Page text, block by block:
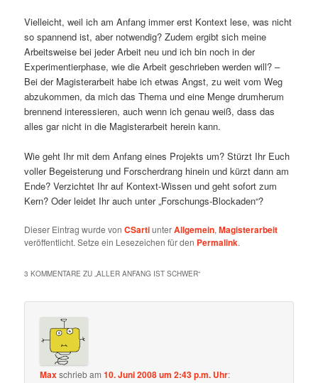
Vielleicht, weil ich am Anfang immer erst Kontext lese, was nicht
so spannend ist, aber notwendig? Zudem ergibt sich meine
Arbeitsweise bei jeder Arbeit neu und ich bin noch in der
Experimentierphase, wie die Arbeit geschrieben werden will? –
Bei der Magisterarbeit habe ich etwas Angst, zu weit vom Weg
abzukommen, da mich das Thema und eine Menge drumherum
brennend interessieren, auch wenn ich genau weiß, dass das
alles gar nicht in die Magisterarbeit herein kann.
Wie geht Ihr mit dem Anfang eines Projekts um? Stürzt Ihr Euch
voller Begeisterung und Forscherdrang hinein und kürzt dann am
Ende? Verzichtet Ihr auf Kontext-Wissen und geht sofort zum
Kern? Oder leidet Ihr auch unter „Forschungs-Blockaden“?
Dieser Eintrag wurde vonCSartiunterAllgemein,Magisterarbeit
veröffentlicht. Setze ein Lesezeichen für den Permalink.
3 KOMMENTARE ZU „ALLER ANFANG IST SCHWER“
Maxschriebam10. Juni 2008 um 2:43 p.m. Uhr: